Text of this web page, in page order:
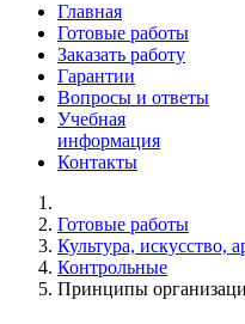
Главная
Готовые работы
Заказать работу
Гарантии
Вопросы и ответы
Учебная
информация
Контакты
Готовые работы
Культура, искусство,
Контрольные
Принципы